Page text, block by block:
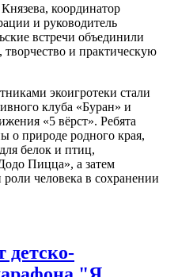
координатор
и руководитель
встречи объединили
и практическую
экоигротеки стали
клуба «Буран» и
«5 вёрст». Ребята
о природе родного края,
белок и птиц,
Пицца», а затем
человека в сохранении
детско-